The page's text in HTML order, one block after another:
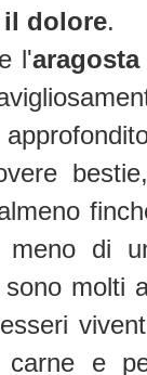
il dolore.
l'aragosta
di
molti
carne e